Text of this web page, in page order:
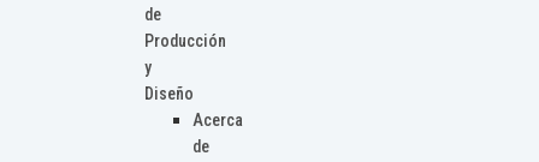
de
Producción
y
Diseño
Acerca
de